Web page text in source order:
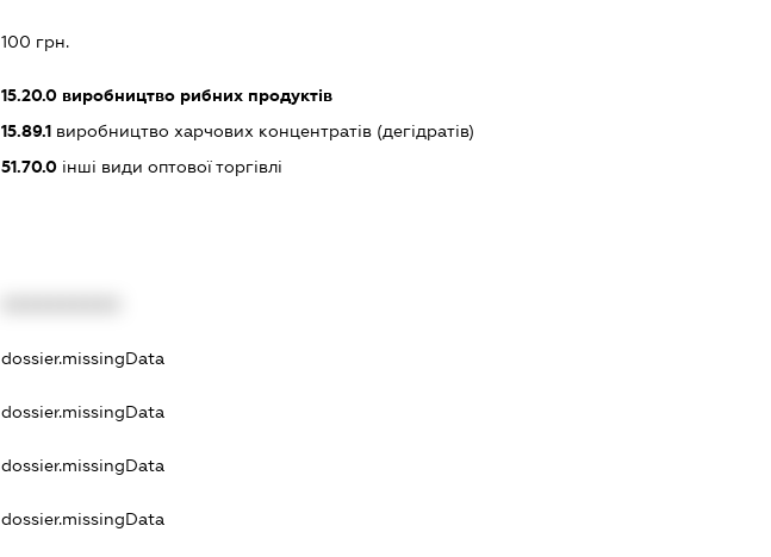
100 грн.
15.20.0виробництво рибних продуктів
15.89.1виробництво харчових концентратів (дегідратів)
51.70.0інші види оптової торгівлі
dossier.missingData
dossier.missingData
dossier.missingData
dossier.missingData